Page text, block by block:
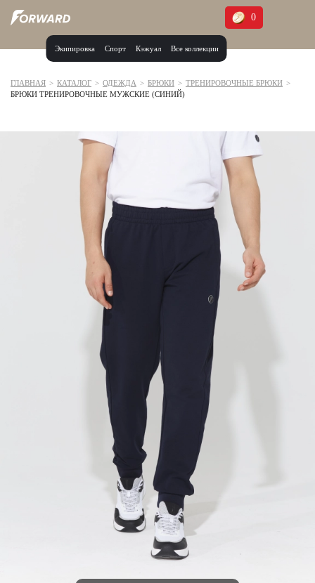
Экипировка Спорт Кэжуал Все коллекции
0
Москва и МО
Иркутская область (2)
Калининградская область (1)
Кемеровская область (2)
Краснодарский край (5)
Красноярский край (5)
Нижегородская область (1)
Новосибирская область (3)
Республика Башкортостан (3)
Тульская область (1)
ГЛАВНАЯ > КАТАЛОГ > ОДЕЖДА > БРЮКИ > ТРЕНИРОВОЧНЫЕ БРЮКИ >
БРЮКИ ТРЕНИРОВОЧНЫЕ МУЖСКИЕ (СИНИЙ)